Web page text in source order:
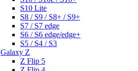
S10 Lite
S8 / S9 / S8+ / S9+
S7 / S7 edge
S6 / S6 edge/edge+
S5 / S4 / S3
Galaxy Z
Z Flip 5